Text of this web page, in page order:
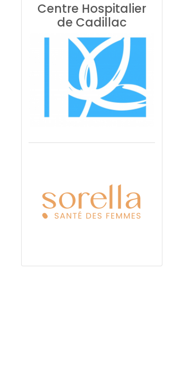
Centre Hospitalier
de Cadillac